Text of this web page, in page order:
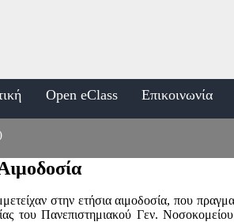
Open eClass Επικοινωνία
στην ετήσια αιμοδοσία, που
του Πανεπιστημιακού Γεν.